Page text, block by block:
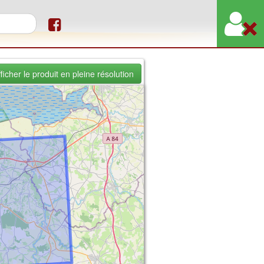
de recherche
le produit en pleine résolution